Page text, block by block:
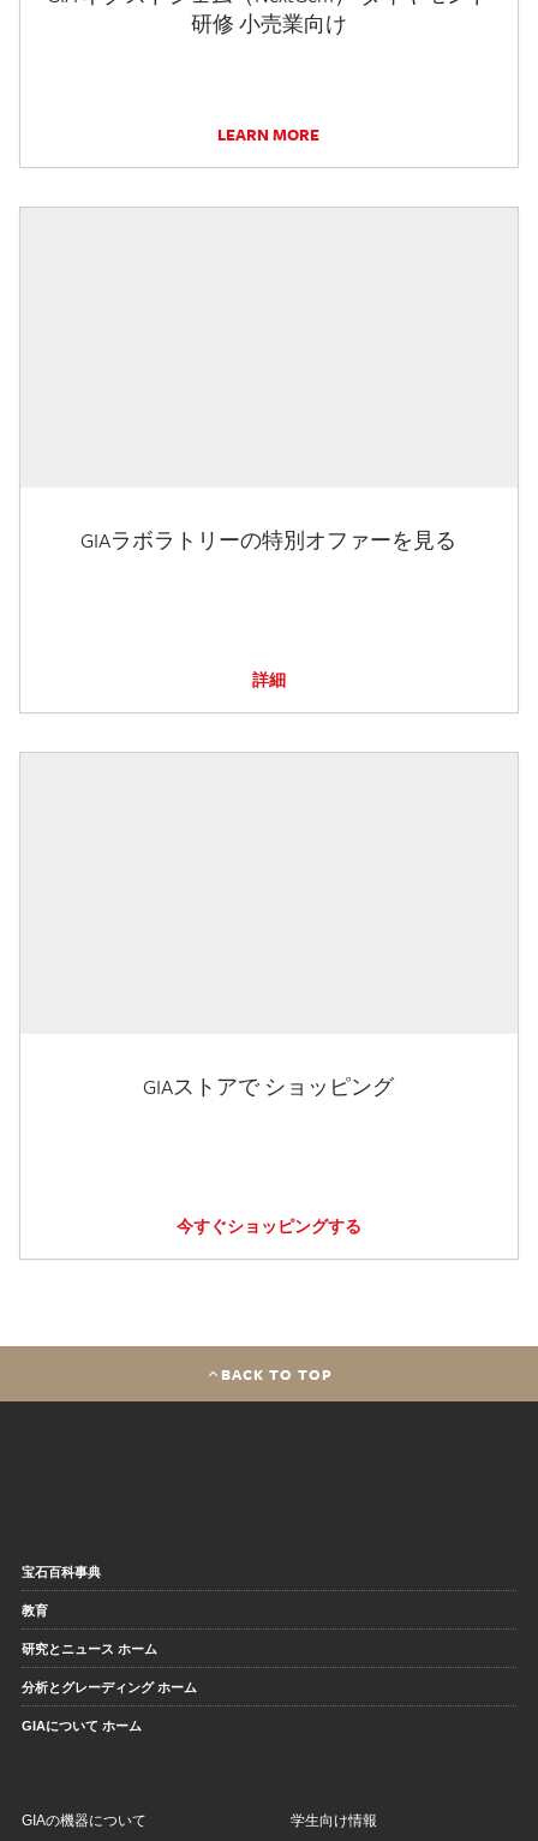
研修 小売業向け
LEARN MORE
GIAラボラトリーの特別オファーを見る
詳細
GIAストアで ショッピング
今すぐショッピングする
BACK TO TOP
宝石百科事典
教育
研究とニュース ホーム
分析とグレーディング ホーム
GIAについて ホーム
GIAの機器について 学生向け情報